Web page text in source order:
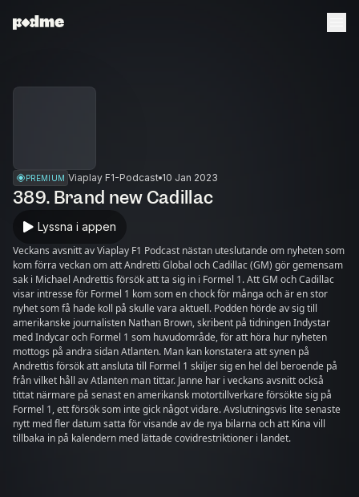
PREMIUM Viaplay F1-Podcast 10 Jan 2023
389. Brand new Cadillac
Lyssna i appen
Veckans avsnitt av Viaplay F1 Podcast nästan uteslutande om nyheten som
kom förra veckan om att Andretti Global och Cadillac (GM) gör gemensam
sak i Michael Andrettis försök att ta sig in i Formel 1. Att GM och Cadillac
visar intresse för Formel 1 kom som en chock för många och är en stor
nyhet som få hade koll på skulle vara aktuell. Podden hörde av sig till
amerikanske journalisten Nathan Brown, skribent på tidningen Indystar
med Indycar och Formel 1 som huvudområde, för att höra hur nyheten
mottogs på andra sidan Atlanten. Man kan konstatera att synen på
Andrettis försök att ansluta till Formel 1 skiljer sig en hel del beroende på
från vilket håll av Atlanten man tittar. Janne har i veckans avsnitt också
tittat närmare på senast en amerikansk motortillverkare försökte sig på
Formel 1, ett försök som inte gick något vidare. Avslutningsvis lite senaste
nytt med fler datum satta för visande av de nya bilarna och att Kina vill
tillbaka in på kalendern med lättade covidrestriktioner i landet.